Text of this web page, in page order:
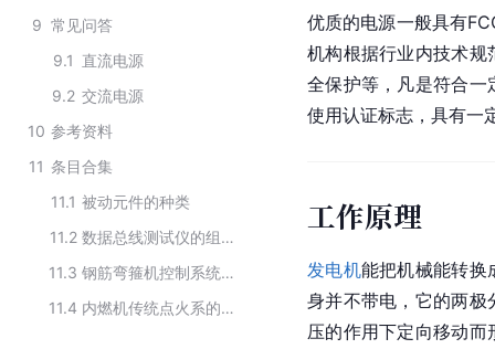
9 常见问答
9.1 直流电源
9.2 交流电源
10 参考资料
11 条目合集
11.1 被动元件的种类
11.2
数据总线测试仪的组成部件
11.3
钢筋弯箍机控制系统的设备组成
11.4
内燃机传统点火系的主要组成
优质的电源一般具有
机构根据行业内技术
全保护等，凡是符合一
使用认证标志，具有一
工作原理
发电机能把机械能转换
身并不带电，它的两极
压的作用下定向移动而